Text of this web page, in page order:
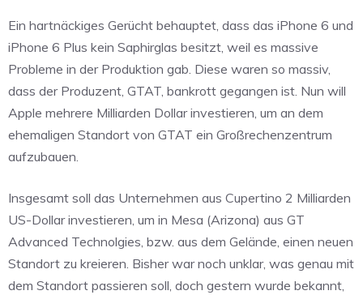
Ein hartnäckiges Gerücht behauptet, dass das iPhone 6 und
iPhone 6 Plus kein Saphirglas besitzt, weil es massive
Probleme in der Produktion gab. Diese waren so massiv,
dass der Produzent, GTAT, bankrott gegangen ist. Nun will
Apple mehrere Milliarden Dollar investieren, um an dem
ehemaligen Standort von GTAT ein Großrechenzentrum
aufzubauen.
Insgesamt soll das Unternehmen aus Cupertino 2 Milliarden
US-Dollar investieren, um in Mesa (Arizona) aus GT
Advanced Technolgies, bzw. aus dem Gelände, einen neuen
Standort zu kreieren. Bisher war noch unklar, was genau mit
dem Standort passieren soll, doch gestern wurde bekannt,